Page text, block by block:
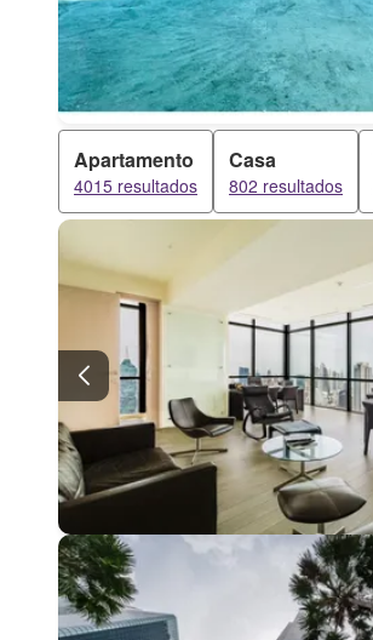
Apartamento
4015 resultados
Casa
802 resultados